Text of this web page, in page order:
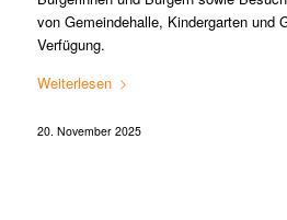
von Gemeindehalle, Kindergarten und
Verfügung.
Weiterlesen
20. November 2025